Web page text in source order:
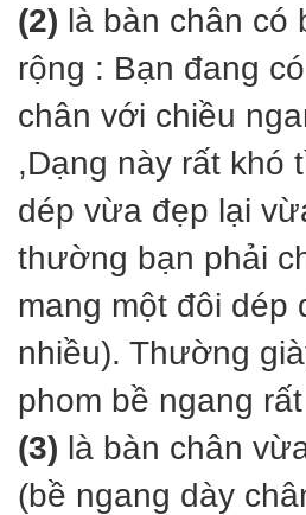
(2) là bàn chân có
rộng : Bạn đang
chân với chiều
,Dạng này rất khó
dép vừa đẹp lại
thường bạn phải
mang một đôi dép
nhiều). Thường
phom bề ngang
(3) là bàn chân
(bề ngang dày